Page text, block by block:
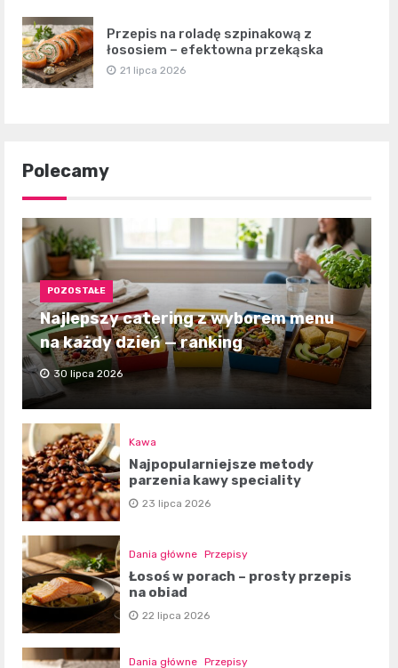
Przepis na roladę szpinakową z
łososiem – efektowna przekąska
21 lipca 2026
Polecamy
POZOSTAŁE
Najlepszy catering z wyborem menu
na każdy dzień — ranking
30 lipca 2026
Kawa
Najpopularniejsze metody
parzenia kawy speciality
23 lipca 2026
Dania główne Przepisy
Łosoś w porach – prosty przepis
na obiad
22 lipca 2026
Dania główne Przepisy